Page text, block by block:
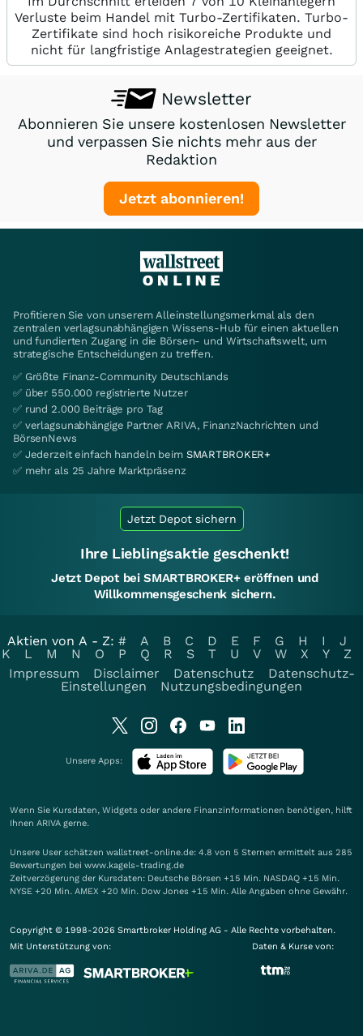
Verluste beim Handel mit Turbo-Zertifikaten. Turbo-
Zertifikate sind hoch risikoreiche Produkte und
nicht für langfristige Anlagestrategien geeignet.
Newsletter
Abonnieren Sie unsere kostenlosen Newsletter
und verpassen Sie nichts mehr aus der
Redaktion
Jetzt abonnieren!
Profitieren Sie von unserem Alleinstellungsmerkmal als den
zentralen verlagsunabhängigen Wissens-Hub für einen aktuellen
und fundierten Zugang in die Börsen- und Wirtschaftswelt, um
strategische Entscheidungen zu treffen.
✅ Größte Finanz-Community Deutschlands
✅ über 550.000 registrierte Nutzer
✅ rund 2.000 Beiträge pro Tag
✅ verlagsunabhängige Partner ARIVA, FinanzNachrichten und
BörsenNews
✅ Jederzeit einfach handeln beim SMARTBROKER+
✅ mehr als 25 Jahre Marktpräsenz
Jetzt Depot sichern
Ihre Lieblingsaktie geschenkt!
Jetzt Depot bei SMARTBROKER+ eröffnen und
Willkommensgeschenk sichern.
Aktien von A - Z: # A B C D E F G H I
J
K
L M N O P Q R S T U V W X Y
Z
Impressum
Disclaimer Datenschutz
Datenschutz-
Einstellungen
Nutzungsbedingungen
Unsere Apps:
Wenn Sie Kursdaten, Widgets oder andere Finanzinformationen benötigen, hilft
Ihnen ARIVA gerne.
Unsere User schätzen wallstreet-online.de: 4.8 von 5 Sternen ermittelt aus 285
Bewertungen bei www.kagels-trading.de
Zeitverzögerung der Kursdaten: Deutsche Börsen +15 Min. NASDAQ +15 Min.
NYSE +20 Min. AMEX +20 Min. Dow Jones +15 Min. Alle Angaben ohne Gewähr.
Copyright © 1998-2026 Smartbroker Holding AG - Alle Rechte vorbehalten.
Mit Unterstützung von:
Daten & Kurse von: